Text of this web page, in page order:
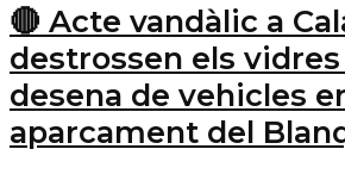
🔴 Acte vandàlic a
destrossen els vidres
desena de vehicles
aparcament del